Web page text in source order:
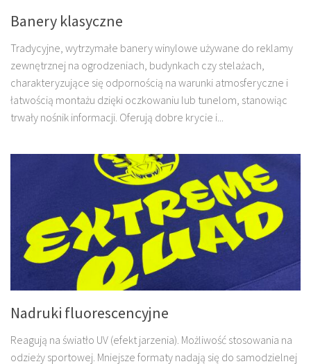
Banery klasyczne
Tradycyjne, wytrzymałe banery winylowe używane do reklamy
zewnętrznej na ogrodzeniach, budynkach czy stelażach,
charakteryzujące się odpornością na warunki atmosferyczne i
łatwością montażu dzięki oczkowaniu lub tunelom, stanowiąc
trwały nośnik informacji. Oferują dobre krycie i...
Nadruki fluorescencyjne
Reagują na światło UV (efekt jarzenia). Możliwość stosowania na
odzieży sportowej. Mniejsze formaty nadają się do samodzielnej